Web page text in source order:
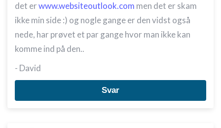
det erwww.websiteoutlook.com men det er skam
ikke min side :) og nogle gange er den vidst også
nede, har prøvet et par gange hvor man ikke kan
komme ind på den..
- David
Svar